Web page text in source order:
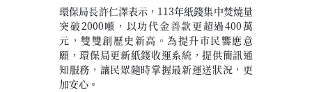
環保局長許仁澤表示，113年紙錢集中焚燒量
突破2000噸，以功代金善款更超過400萬
元，雙雙創歷史新高。為提升市民響應意
願，環保局更新紙錢收運系統，提供簡訊通
知服務，讓民眾隨時掌握最新運送狀況，更
加安心。